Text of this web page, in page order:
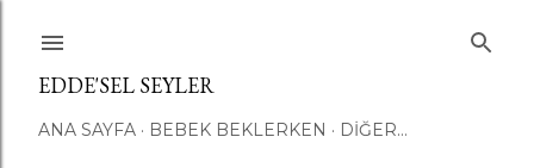
EDDE'SEL SEYLER
ANA SAYFA BEBEK BEKLERKEN DIĞER…